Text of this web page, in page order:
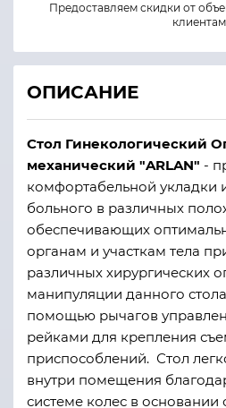
Предоставляем скидки от
ОПИСАНИЕ
Стол Гинекологический
механический "ARLAN" -
комфортабельной укладки
больного в различных
обеспечивающих
органам и участкам тела
различных хирургических
манипуляции данного
помощью рычагов
рейками для крепления
приспособлений. Стол
внутри помещения
системе колес в основании